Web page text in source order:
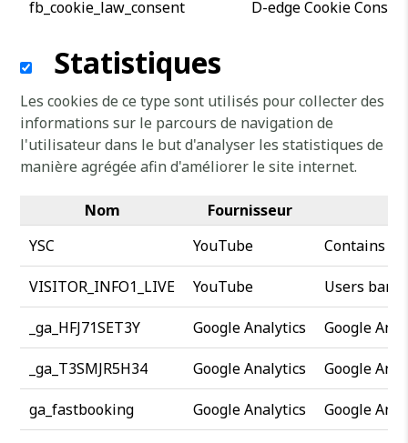
fb_cookie_law_consent D-edge Cookie
Statistiques
Les cookies de ce type sont utilisés pour collecter des
informations sur le parcours de navigation de
l'utilisateur dans le but d'analyser les statistiques de
manière agrégée afin d'améliorer le site internet.
Nom
Fournisseur
YSC
YouTube Contains
VISITOR_INFO1_LIVE YouTube Users
_ga_HFJ71SET3Y Google Analytics Google
_ga_T3SMJR5H34 Google Analytics Google
ga_fastbooking Google Analytics Google